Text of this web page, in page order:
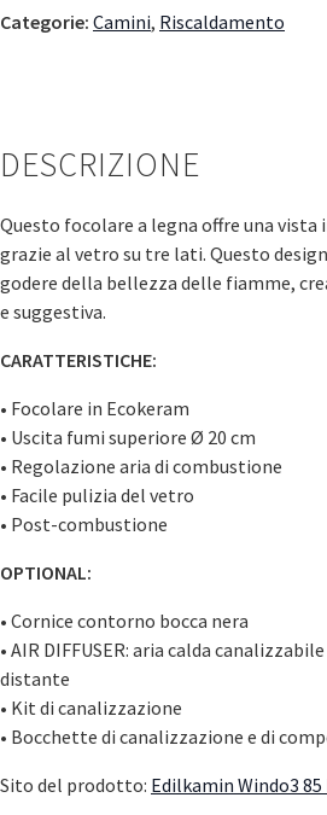
Categorie: Camini, Riscaldamento
DESCRIZIONE
Questo focolare a legna offre una vista
grazie al vetro su tre lati. Questo
godere della bellezza delle fiamme,
e suggestiva.
CARATTERISTICHE:
• Focolare in Ecokeram
• Uscita fumi superiore Ø 20 cm
• Regolazione aria di combustione
• Facile pulizia del vetro
• Post-combustione
OPTIONAL:
• Cornice contorno bocca nera
• AIR DIFFUSER: aria calda
distante
• Kit di canalizzazione
• Bocchette di canalizzazione e di
Sito del prodotto: Edilkamin Windo3 85